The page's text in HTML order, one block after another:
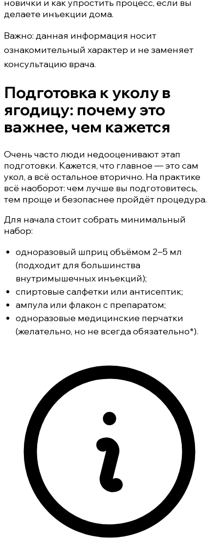
новички и как упростить процесс, если вы
делаете инъекции дома.
Важно: данная информация носит
ознакомительный характер и не заменяет
консультацию врача.
Подготовка к уколу в
ягодицу: почему это
важнее, чем кажется
Очень часто люди недооценивают этап
подготовки. Кажется, что главное — это сам
укол, а всё остальное вторично. На практике
всё наоборот: чем лучше вы подготовитесь,
тем проще и безопаснее пройдёт процедура.
Для начала стоит собрать минимальный
набор:
одноразовый шприц объёмом 2–5 мл
(подходит для большинства
внутримышечных инъекций);
спиртовые салфетки или антисептик;
ампула или флакон с препаратом;
одноразовые медицинские перчатки
(желательно, но не всегда обязательно*).